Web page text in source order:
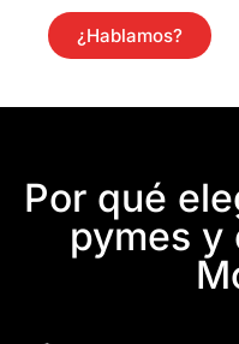
¿Hablamos?
Por qué
pymes y